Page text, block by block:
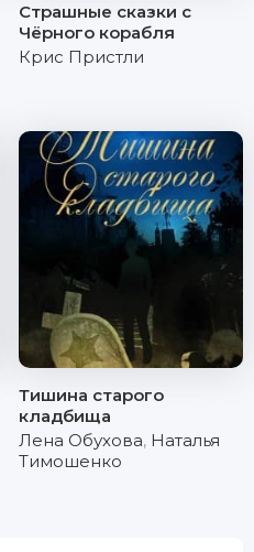
Страшные сказки с
Чёрного корабля
Крис Пристли
Тишина старого
кладбища
Лена Обухова, Наталья
Тимошенко